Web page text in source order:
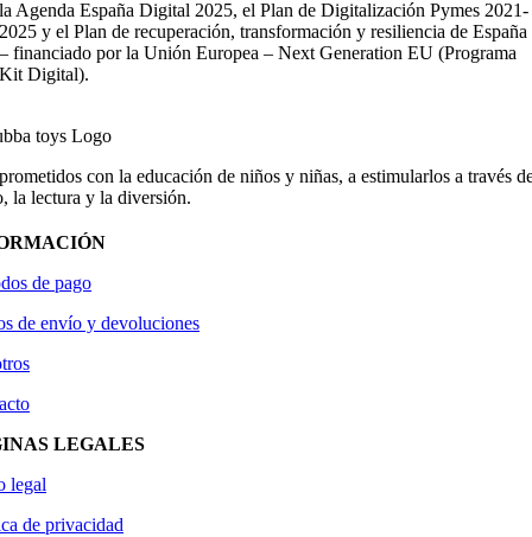
la Agenda España Digital 2025, el Plan de Digitalización Pymes 2021-
2025 y el Plan de recuperación, transformación y resiliencia de España
– financiado por la Unión Europea – Next Generation EU (Programa
Kit Digital).
con la educación de niños y niñas, a estimularlos a través
la lectura y la diversión.
de pago
de envío y devoluciones
LEGALES
legal
de privacidad